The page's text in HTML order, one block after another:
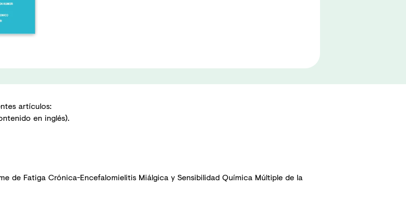
artículos:
en inglés).
de Fatiga Crónica-Encefalomielitis Miálgica y Sensibilidad Química Múltiple de la